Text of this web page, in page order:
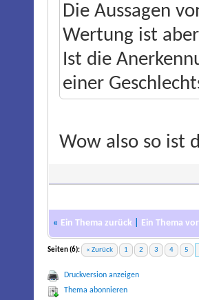
Die Aussagen
Wertung ist
Ist die
einer
Wow also so ist
« Ein Thema zurück Ein Thema vor
Seiten (6): « Zurück 1 2 3 4 5
Druckversion anzeigen
Thema abonnieren